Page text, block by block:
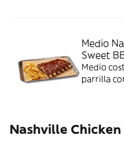
Medio
Sweet
Medio
parrilla
Nashville Chicken